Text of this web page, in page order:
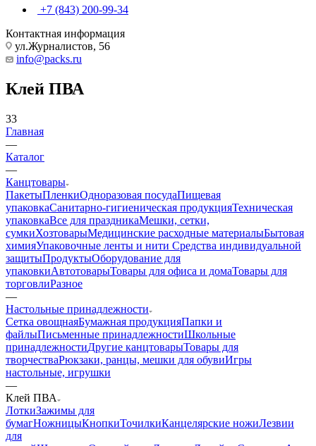
+7 (843) 200-99-34
Контактная информация
ул.Журналистов, 56
info@packs.ru
Клей ПВА
33
Главная
—
Каталог
—
Канцтовары
ПакетыПленкиОдноразовая посудаПищевая
упаковкаСанитарно-гигиеническая продукцияТехническая
упаковкаВсе для праздникаМешки, сетки,
сумкиХозтоварыМедицинские расходные материалыБытовая
химияУпаковочные ленты и нити Средства индивидуальной
защитыПродуктыОборудование для
упаковкиАвтотоварыТовары для офиса и домаТовары для
торговлиРазное
—
Настольные принадлежности
Сетка овощнаяБумажная продукцияПапки и
файлыПисьменные принадлежностиШкольные
принадлежностиДругие канцтоварыТовары для
творчестваРюкзаки, ранцы, мешки для обувиИгры
настольные, игрушки
—
Клей ПВА
ЛоткиЗажимы для
бумагНожницыКнопкиТочилкиКанцелярские ножиЛезвии
для